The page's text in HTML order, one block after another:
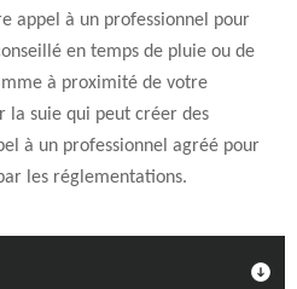
appel à un professionnel pour
en temps de pluie ou de
à proximité de votre
la suie qui peut créer des
à un professionnel agréé pour
les réglementations.